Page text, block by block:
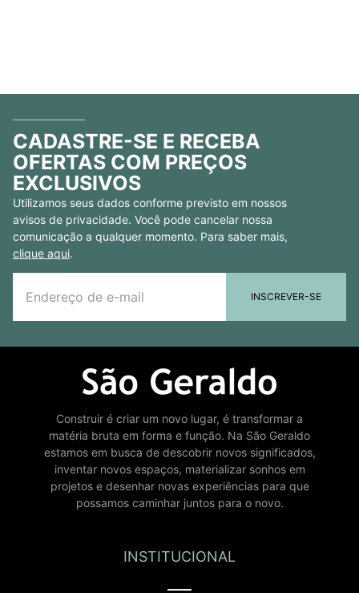
CADASTRE-SE E RECEBA
OFERTAS COM PREÇOS
EXCLUSIVOS
Utilizamos seus dados conforme previsto em nossos
avisos de privacidade. Você pode cancelar nossa
comunicação a qualquer momento. Para saber mais,
clique aqui.
INSCREVER-SE
Construir é criar um novo lugar, é transformar a
matéria bruta em forma e função. Na São Geraldo
estamos em busca de descobrir novos significados,
inventar novos espaços, materializar sonhos em
projetos e desenhar novas experiências para que
possamos caminhar juntos para o novo.
INSTITUCIONAL